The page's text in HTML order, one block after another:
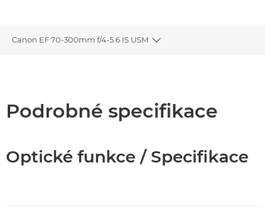
Canon EF 70-300mm f/4-5.6 IS USM
Toggle breadcrumbs
Podrobné specifikace
Optické funkce / Specifikace